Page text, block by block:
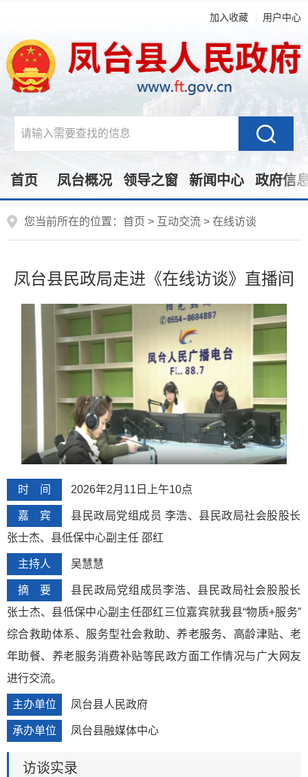
加入收藏 用户中心
首页 凤台概况 领导之窗 新闻中心 政府信
您当前所在的位置： 首页 > 互动交流 > 在线访谈
凤台县民政局走进《在线访谈》直播间
时 间 2026年2月11日上午10点
嘉 宾
县民政局党组成员 李浩、县民政局社会股股长
张士杰、县低保中心副主任 邵红
主持人 吴慧慧
摘 要
县民政局党组成员李浩、县民政局社会股股长
张士杰、县低保中心副主任邵红三位嘉宾就我县“物质+服务”
综合救助体系、服务型社会救助、养老服务、高龄津贴、老
年助餐、养老服务消费补贴等民政方面工作情况与广大网友
进行交流。
主办单位 凤台县人民政府
承办单位 凤台县融媒体中心
访谈实录